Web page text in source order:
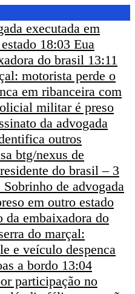
executada em
18:03 Eua
do brasil 13:11
motorista perde o
em ribanceira com
militar é preso
da advogada
outros
btg/nexus de
do brasil – 3
Sobrinho de advogada
em outro estado
da embaixadora do
do marçal:
e veículo despenca
a bordo 13:04
participação no